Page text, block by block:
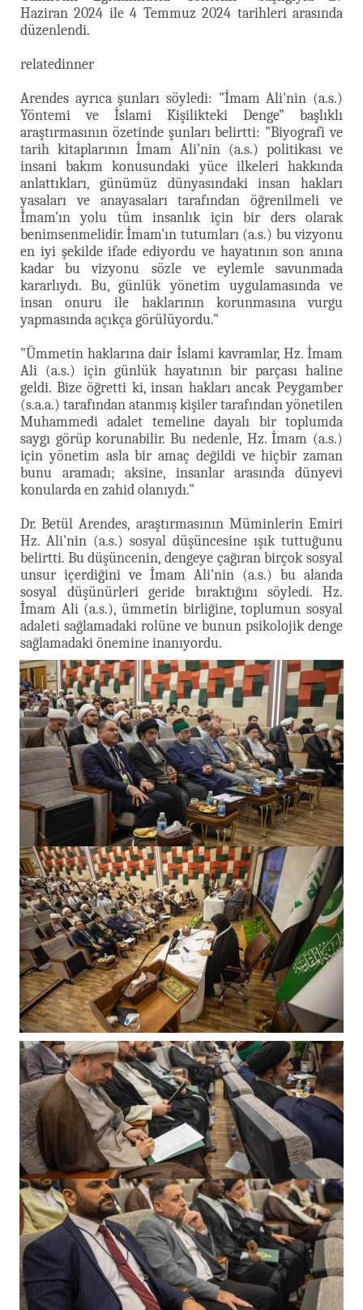
Haziran 2024 ile 4 Temmuz 2024 tarihleri arasında
düzenlendi.
relatedinner
Arendes ayrıca şunları söyledi: "İmam Ali'nin (a.s.)
Yöntemi ve İslami Kişilikteki Denge" başlıklı
araştırmasının özetinde şunları belirtti: "Biyografi ve
tarih kitaplarının İmam Ali'nin (a.s.) politikası ve
insani bakım konusundaki yüce ilkeleri hakkında
anlattıkları, günümüz dünyasındaki insan hakları
yasaları ve anayasaları tarafından öğrenilmeli ve
İmam'ın yolu tüm insanlık için bir ders olarak
benimsenmelidir. İmam'ın tutumları (a.s.) bu vizyonu
en iyi şekilde ifade ediyordu ve hayatının son anına
kadar bu vizyonu sözle ve eylemle savunmada
kararlıydı. Bu, günlük yönetim uygulamasında ve
insan onuru ile haklarının korunmasına vurgu
yapmasında açıkça görülüyordu."
"Ümmetin haklarına dair İslami kavramlar, Hz. İmam
Ali (a.s.) için günlük hayatının bir parçası haline
geldi. Bize öğretti ki, insan hakları ancak Peygamber
(s.a.a.) tarafından atanmış kişiler tarafından yönetilen
Muhammedi adalet temeline dayalı bir toplumda
saygı görüp korunabilir. Bu nedenle, Hz. İmam (a.s.)
için yönetim asla bir amaç değildi ve hiçbir zaman
bunu aramadı; aksine, insanlar arasında dünyevi
konularda en zahid olanıydı."
Dr. Betül Arendes, araştırmasının Müminlerin Emiri
Hz. Ali'nin (a.s.) sosyal düşüncesine ışık tuttuğunu
belirtti. Bu düşüncenin, dengeye çağıran birçok sosyal
unsur içerdiğini ve İmam Ali'nin (a.s.) bu alanda
sosyal düşünürleri geride bıraktığını söyledi. Hz.
İmam Ali (a.s.), ümmetin birliğine, toplumun sosyal
adaleti sağlamadaki rolüne ve bunun psikolojik denge
sağlamadaki önemine inanıyordu.